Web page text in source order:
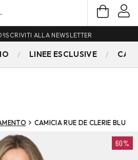
ISCRIVITI ALLA NEWSLETTER
LINEE ESCLUSIVE
CAMICIA RUE DE CLERIE BLU
60%